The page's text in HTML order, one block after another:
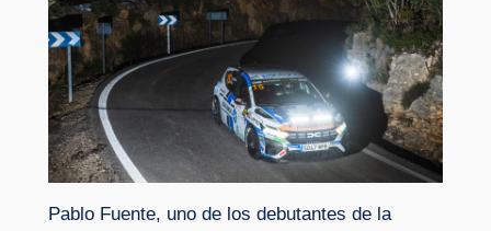
Pablo Fuente, uno de los debutantes de la